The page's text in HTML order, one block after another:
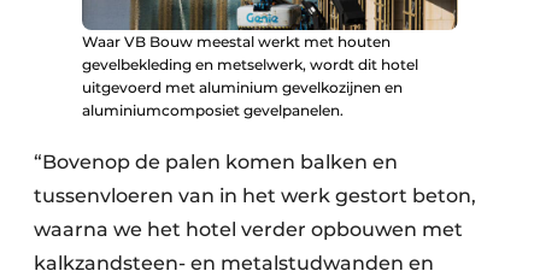
Waar VB Bouw meestal werkt met houten
gevelbekleding en metselwerk, wordt dit hotel
uitgevoerd met aluminium gevelkozijnen en
aluminiumcomposiet gevelpanelen.
“Bovenop de palen komen balken en
tussenvloeren van in het werk gestort beton,
waarna we het hotel verder opbouwen met
kalkzandsteen- en metalstudwanden en